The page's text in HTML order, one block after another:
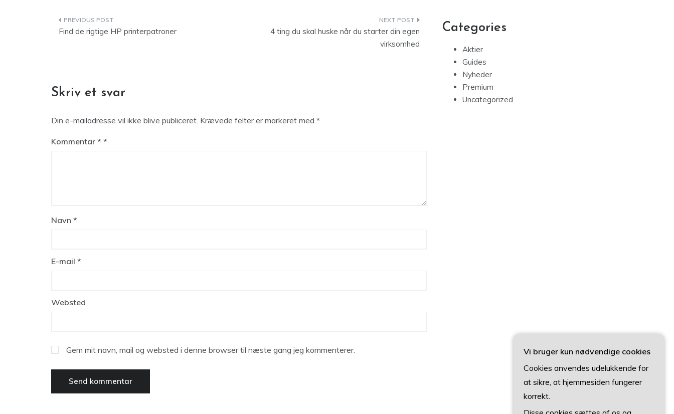
Indlægsnavigation
Find de rigtige HP printerpatroner
4 ting du skal huske når du starter din egen
virksomhed
Skriv et svar
Din e-mailadresse vil ikke blive publiceret. Krævede felter er markeret med *
Kommentar *
Navn *
E-mail *
Websted
Gem mit navn, mail og websted i denne browser til næste gang jeg kommenterer.
Categories
Aktier
Guides
Nyheder
Premium
Uncategorized
Vi bruger kun nødvendige cookies
Cookies anvendes udelukkende for
at sikre, at hjemmesiden fungerer
korrekt.